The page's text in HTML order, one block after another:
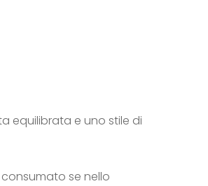
equilibrata e uno stile di
se nello